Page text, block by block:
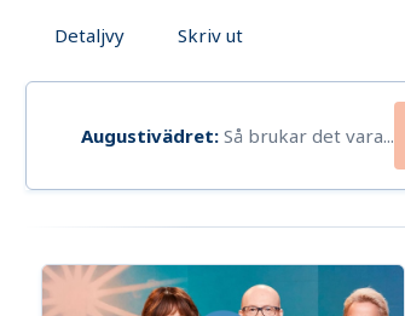
Detaljvy Skriv ut
Augustivädret: Så brukar det vara...